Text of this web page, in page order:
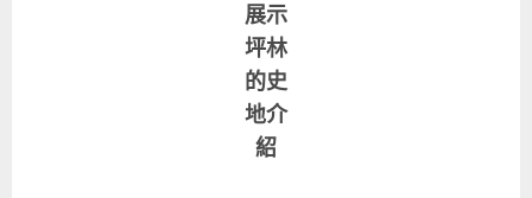
展示
坪林
的史
地介
紹